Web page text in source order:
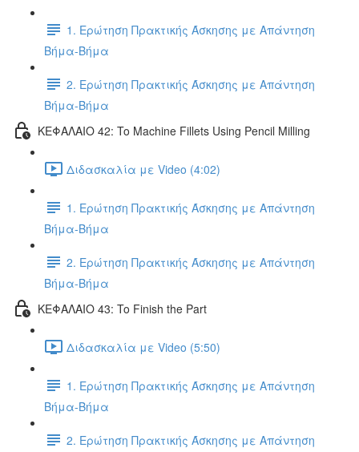
1. Ερώτηση Πρακτικής Άσκησης με Απάντηση
Βήμα-Βήμα
2. Ερώτηση Πρακτικής Άσκησης με Απάντηση
Βήμα-Βήμα
ΚΕΦΑΛΑΙΟ 42: To Machine Fillets Using Pencil Milling
Διδασκαλία με Video (4:02)
1. Ερώτηση Πρακτικής Άσκησης με Απάντηση
Βήμα-Βήμα
2. Ερώτηση Πρακτικής Άσκησης με Απάντηση
Βήμα-Βήμα
ΚΕΦΑΛΑΙΟ 43: To Finish the Part
Διδασκαλία με Video (5:50)
1. Ερώτηση Πρακτικής Άσκησης με Απάντηση
Βήμα-Βήμα
2. Ερώτηση Πρακτικής Άσκησης με Απάντηση